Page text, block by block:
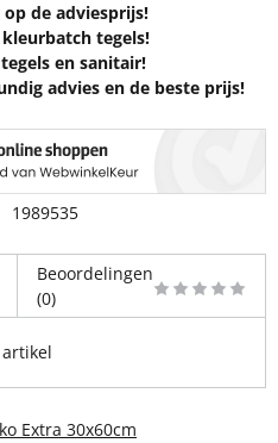
de adviesprijs!
tegels!
en sanitair!
advies en de beste prijs!
1989535
Beoordelingen
(0)
artikel
Extra 30x60cm